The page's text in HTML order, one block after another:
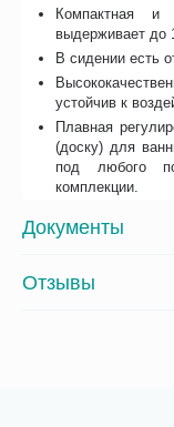
Компактная и
выдерживает до
В сидении есть
устойчив к
Плавная
(доску) для
под любого
комплекции.
Документы
Отзывы